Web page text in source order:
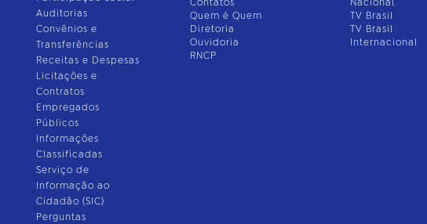
Auditorias
Convênios e
Transferências
Receitas e Despesas
Licitações e
Contratos
Empregados
Públicos
Informações
Classificadas
Serviço de
Informação ao
Cidadão (SIC)
Perguntas
Quem é Quem
Diretoria
Ouvidoria
RNCP
TV Brasil
TV Brasil
Internacional